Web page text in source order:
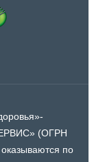
(ОГРН
по